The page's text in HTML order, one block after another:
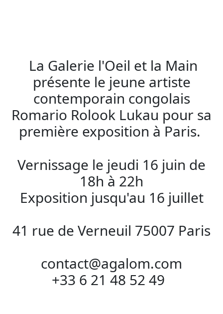
La Galerie l'Oeil et la Main
présente le jeune artiste
contemporain congolais
Romario Rolook Lukau pour sa
première exposition à Paris.
Vernissage le jeudi 16 juin de
18h à 22h
Exposition jusqu'au 16 juillet
41 rue de Verneuil 75007 Paris
contact@agalom.com
+33 6 21 48 52 49